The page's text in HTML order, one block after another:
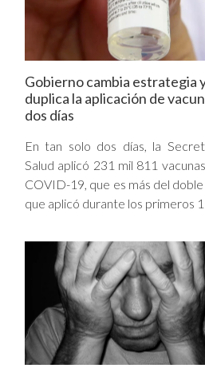
Gobierno cambia estrategia
duplica la aplicación de
dos días
En tan solo dos días, la
Salud aplicó 231 mil 811
COVID-19, que es más del
que aplicó durante los primeros